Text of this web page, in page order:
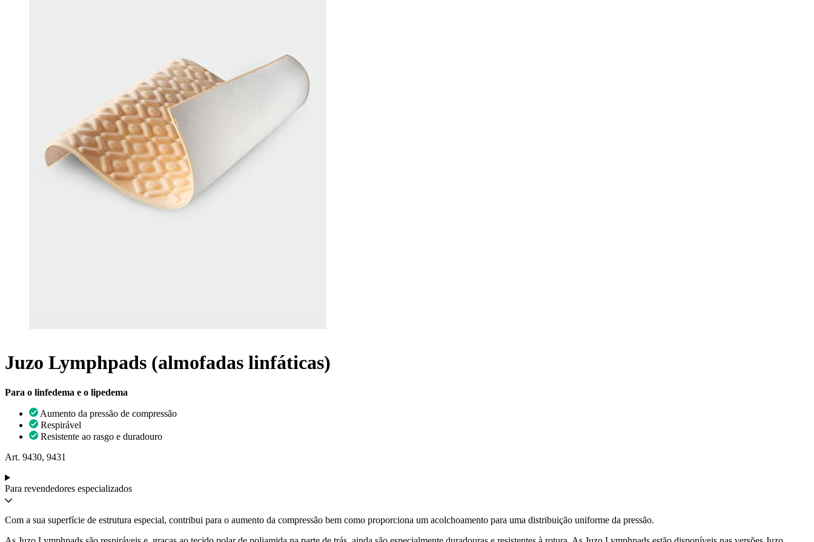
Juzo Lymphpads (almofadas linfáticas)
Para o linfedema e o lipedema
Aumento da pressão de compressão
Respirável
Resistente ao rasgo e duradouro
Art. 9430, 9431
Para revendedores especializados
Com a sua superfície de estrutura especial, contribui para o aumento da compressão bem como proporciona um acolchoamento para uma distribuição uniforme da pressão.